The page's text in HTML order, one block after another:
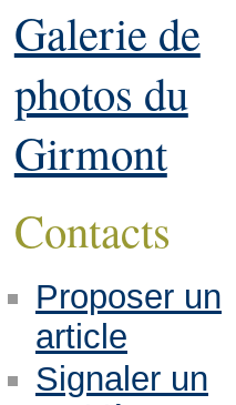
Galerie de
photos du
Girmont
Contacts
Proposer un
article
Signaler un